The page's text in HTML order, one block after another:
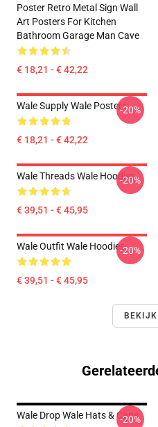
Poster Retro Metal Sign Wall
Art Posters For Kitchen
Bathroom Garage Man Cave
€ 18,21 - € 42,22
Wale Supply Wale Posters
€ 18,21 - € 42,22
-20%
Wale Threads Wale Hoodies
€ 39,51 - € 45,95
-20%
Wale Outfit Wale Hoodies
€ 39,51 - € 45,95
-20%
Wale Drop Wale Hats & Caps
-20%